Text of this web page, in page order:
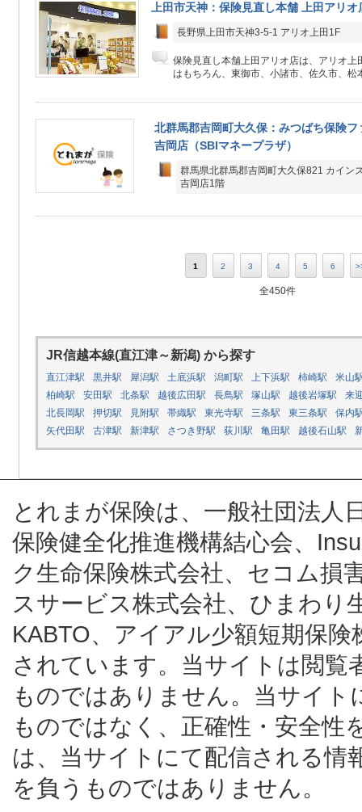
上田市天神：保険見直し本舗 上田アリオ
長野県上田市天神3-5-1 アリオ上田1F
保険見直し本舗上田アリオ店は、アリオ上
はもちろん、東御市、小諸市、佐久市、松
北群馬郡吉岡町大久保：みつばち保険
吉岡店（SBIマネープラザ）
群馬県北群馬郡吉岡町大久保821 カイン
吉岡店1階
1 2 3 4 5 6
全450件
JR信越本線(直江津～新潟) から探す
直江津駅 黒井駅 犀潟駅 土底浜駅 潟町駅 上下浜駅 柿崎駅
米山
柏崎駅
安田駅 北条駅 越後広田駅 長鳥駅 塚山駅 越後岩塚駅
来
北長岡駅
押切駅 見附駅 帯織駅 東光寺駅 三条駅 東三条駅
保内
矢代田駅
古津駅 新津駅 さつき野駅 荻川駅 亀田駅 越後石山駅
とれまが保険は、一般社団法人
保険健全化推進機構結心会、
ク生命保険株式会社、セコム損
スサービス株式会社、ひまわり
KABTO、アイアル少額短期保
されています。当サイトは閲覧
ものではありません。当サイ
ものではなく、正確性・安全性
は、当サイトにて配信される情
を負うものではありません。